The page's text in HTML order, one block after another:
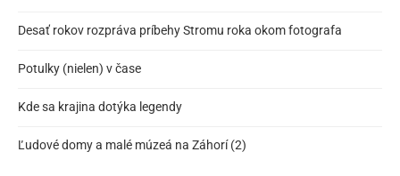
Desať rokov rozpráva príbehy Stromu roka okom fotografa
Potulky (nielen) v čase
Kde sa krajina dotýka legendy
Ľudové domy a malé múzeá na Záhorí (2)